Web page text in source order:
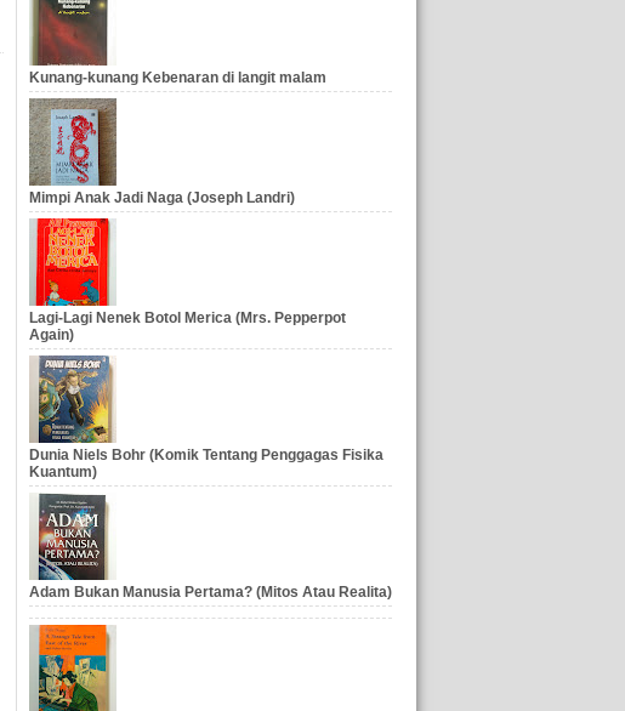
Kunang-kunang Kebenaran di langit malam
Mimpi Anak Jadi Naga (Joseph Landri)
Lagi-Lagi Nenek Botol Merica (Mrs. Pepperpot
Again)
Dunia Niels Bohr (Komik Tentang Penggagas Fisika
Kuantum)
Adam Bukan Manusia Pertama? (Mitos Atau Realita)